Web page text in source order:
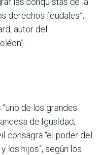
derechos feudales”,
autor del
de los grandes
de Igualdad,
consagra “el poder del
los hijos”, según los